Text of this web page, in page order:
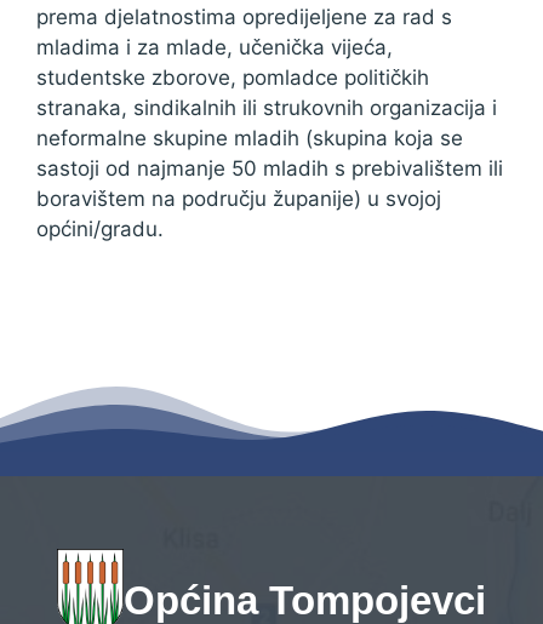
prema djelatnostima opredijeljene za rad s
mladima i za mlade, učenička vijeća,
studentske zborove, pomladce političkih
stranaka, sindikalnih ili strukovnih organizacija i
neformalne skupine mladih (skupina koja se
sastoji od najmanje 50 mladih s prebivalištem ili
boravištem na području županije) u svojoj
općini/gradu.
Općina Tompojevci